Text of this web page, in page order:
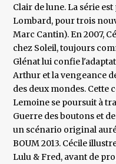
Clair de lune. La série
Lombard, pour trois
Marc Cantin). En 2007,
chez Soleil, toujours
Glénat lui confie
Arthur et la vengeance
des deux mondes. Cette
Lemoine se poursuit à
Guerre des boutons et
un scénario original
BOUM 2013. Cécile
Lulu & Fred, avant de